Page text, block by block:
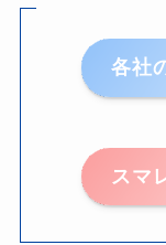
各社
スマ